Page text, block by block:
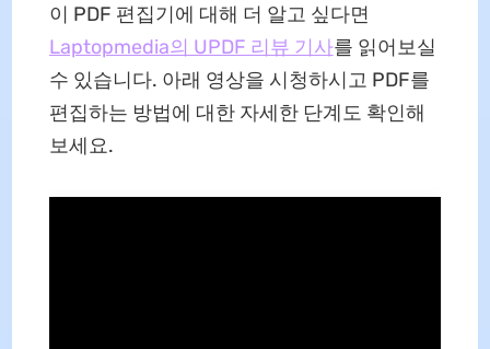
이 PDF 편집기에 대해 더 알고 싶다면
Laptopmedia의 UPDF 리뷰 기사를 읽어보실
수 있습니다. 아래 영상을 시청하시고 PDF를
편집하는 방법에 대한 자세한 단계도 확인해
보세요.